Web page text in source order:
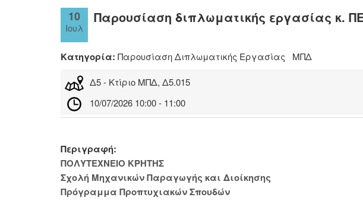
10
Ιουλ
Παρουσίαση διπλωματικής εργασίας κ.
Κατηγορία: Παρουσίαση Διπλωματικής Εργασίας ΜΠΔ
Δ5 - Κτίριο ΜΠΔ, Δ5.015
10/07/2026 10:00 - 11:00
Περιγραφή:
ΠΟΛΥΤΕΧΝΕΙΟ ΚΡΗΤΗΣ
Σχολή Μηχανικών Παραγωγής και Διοίκησης
Πρόγραμμα Προπτυχιακών Σπουδών